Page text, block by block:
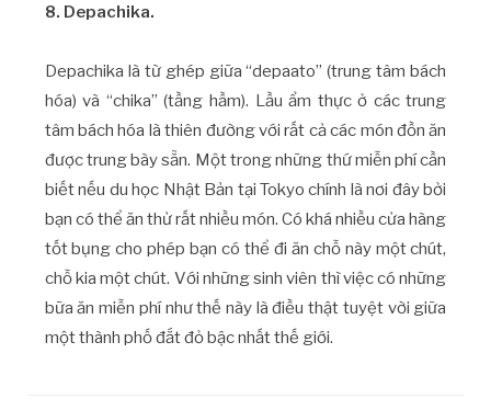
8. Depachika.
Depachika là từ ghép giữa “depaato” (trung tâm bách
hóa) và “chika” (tầng hầm). Lầu ẩm thực ở các trung
tâm bách hóa là thiên đường với rất cả các món đồn ăn
được trung bày sẵn. Một trong những thứ miễn phí cần
biết nếu du học Nhật Bản tại Tokyo chính là nơi đây bởi
bạn có thể ăn thử rất nhiều món. Có khá nhiều cửa hàng
tốt bụng cho phép bạn có thể đi ăn chỗ này một chút,
chỗ kia một chút. Với những sinh viên thì việc có những
bữa ăn miễn phí như thế này là điều thật tuyệt vời giữa
một thành phố đắt đỏ bậc nhất thế giới.